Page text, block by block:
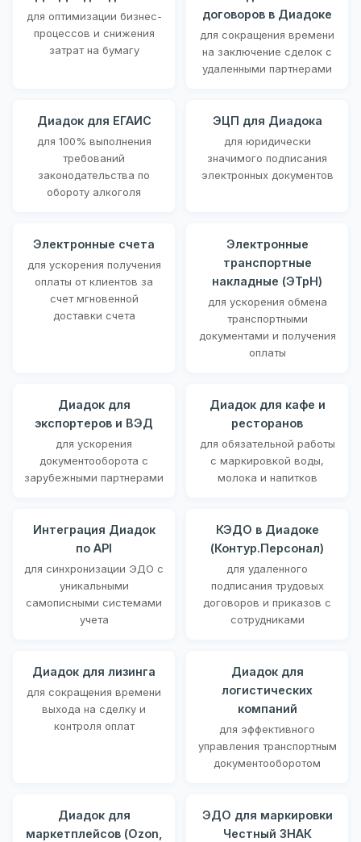
для оптимизации бизнес-
процессов и снижения
затрат на бумагу
договоров в Диадоке
для сокращения времени
на заключение сделок с
удаленными партнерами
Диадок для ЕГАИС
для 100% выполнения
требований
законодательства по
обороту алкоголя
ЭЦП для Диадока
для юридически
значимого подписания
электронных документов
Электронные счета
для ускорения получения
оплаты от клиентов за
счет мгновенной
доставки счета
Электронные
транспортные
накладные (ЭТрН)
для ускорения обмена
транспортными
документами и получения
оплаты
Диадок для
экспортеров и ВЭД
для ускорения
документооборота с
зарубежными партнерами
Диадок для кафе и
ресторанов
для обязательной работы
с маркировкой воды,
молока и напитков
Интеграция Диадок
по API
для синхронизации ЭДО с
уникальными
самописными системами
учета
КЭДО в Диадоке
(Контур.Персонал)
для удаленного
подписания трудовых
договоров и приказов с
сотрудниками
Диадок для лизинга
для сокращения времени
выхода на сделку и
контроля оплат
Диадок для
логистических
компаний
для эффективного
управления транспортным
документооборотом
Диадок для
маркетплейсов (Ozon,
ЭДО для маркировки
Честный ЗНАК